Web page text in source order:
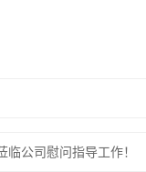
公司慰问指导工作！